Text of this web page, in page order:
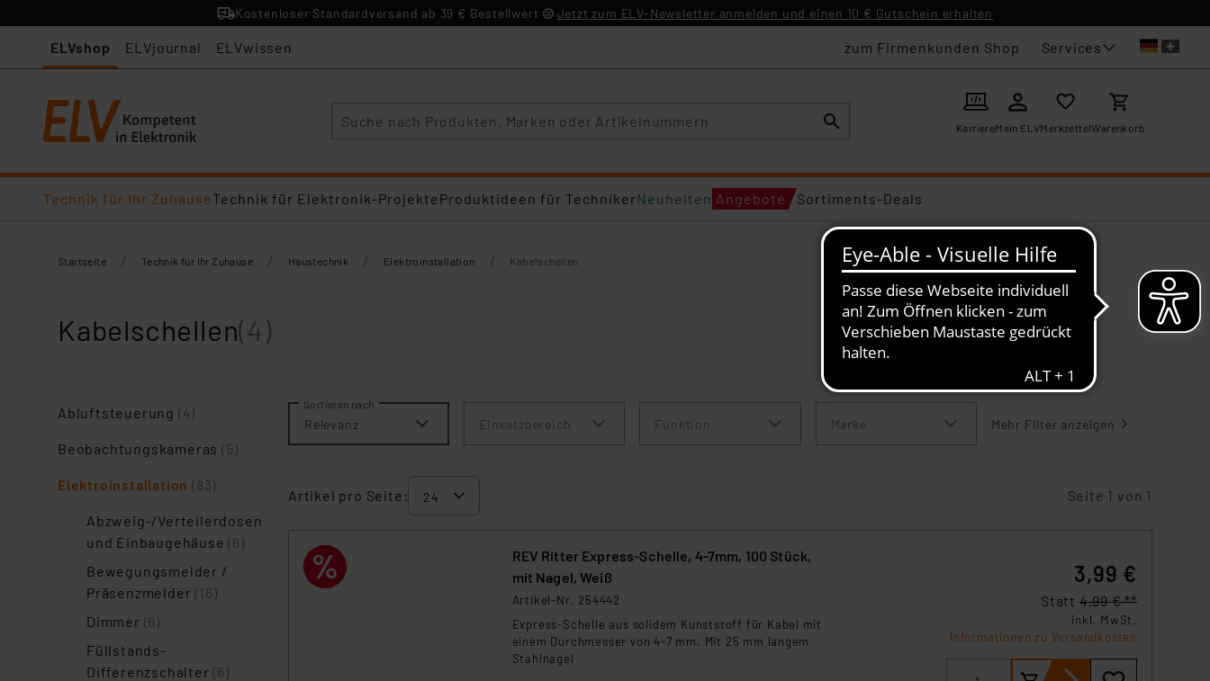
Kostenloser Standardversand ab 39 € Bestellwert Jetzt zum ELV-Newsletter anmelden und einen 10 € Gutschein erhalten
ELVshop ELVjournal ELVwissen zum Firmenkunden Shop Services
KarriereMein ELVMerkzettelWarenkorb
Technik für Ihr ZuhauseTechnik für Elektronik-ProjekteProduktideen für TechnikerNeuheiten Angebote Sortiments-Deals
Startseite / Technik für Ihr Zuhause / Haustechnik / Elektroinstallation / Kabelschellen
Kabelschellen(4)
Abluftsteuerung (4)
Beobachtungskameras(5)
Elektroinstallation (83)
Abzweig-/Verteilerdosen
und Einbaugehäuse(6)
Bewegungsmelder /
Präsenzmelder(16)
Dimmer (6)
Füllstands-
Differenzschalter(6)
Sortieren nach
Relevanz Einsatzbereich Funktion Marke Mehr Filter anzeigen
Artikel pro Seite: Seite 1 von 1
REV Ritter Express-Schelle, 4-7mm, 100 Stück,
mit Nagel, Weiß
Artikel-Nr. 254442
Express-Schelle aus solidem Kunststoff für Kabel mit
einem Durchmesser von 4-7 mm. Mit 25 mm langem
Stahlnagel
3,99 €
Statt 4,99 € **
inkl. MwSt.
Informationen zu Versandkosten